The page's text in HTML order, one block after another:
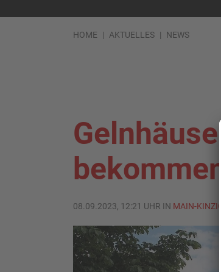
HOME AKTUELLES NEWS
bekommen
08.09.2023, 12:21 UHR IN MAIN-